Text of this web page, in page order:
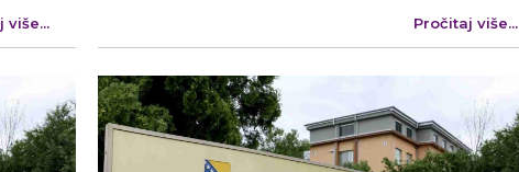
više... Pročitaj više...